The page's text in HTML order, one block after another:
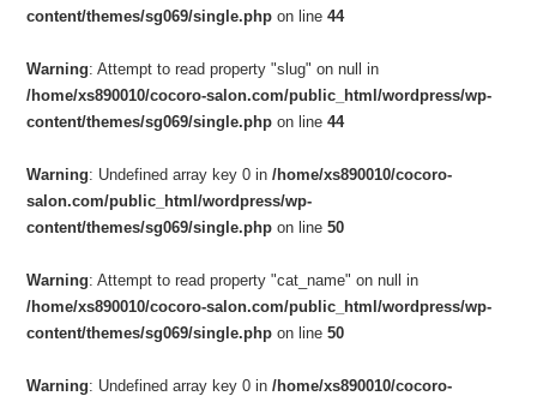
content/themes/sg069/single.php on line44
Warning: Attempt to read property "slug" on null in
/home/xs890010/cocoro-salon.com/public_html/wordpress/wp-
content/themes/sg069/single.php on line44
Warning: Undefined array key 0 in/home/xs890010/cocoro-
salon.com/public_html/wordpress/wp-
content/themes/sg069/single.php on line50
Warning: Attempt to read property "cat_name" on null in
/home/xs890010/cocoro-salon.com/public_html/wordpress/wp-
content/themes/sg069/single.php on line50
Warning: Undefined array key 0 in/home/xs890010/cocoro-